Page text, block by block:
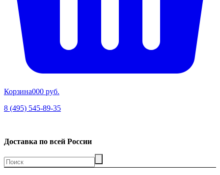
Корзина000 руб.
8 (495) 545-89-35
Доставка по всей России